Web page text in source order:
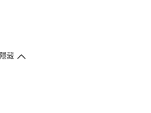
隱藏